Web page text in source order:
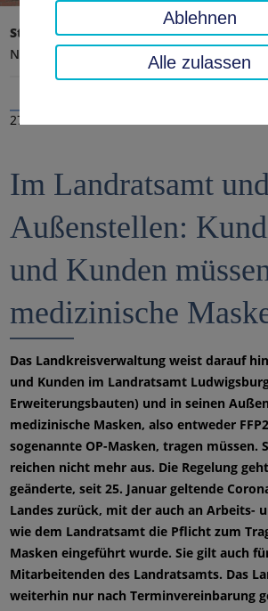
Startseite Landratsamt, Landkreis
Nachrichten
27.01.2021
Im Landratsamt
Außenstellen:
und Kunden
medizinische
Das Landkreisverwaltung weist darauf
und Kunden im Landratsamt
Erweiterungsbauten) und in seinen
medizinische Masken, also entweder
sogenannte OP-Masken, tragen müssen.
reichen nicht mehr aus. Die Regelung
geänderte, seit 25. Januar geltende
Landes zurück, mit der auch an Arbeits-
wie dem Landratsamt die Pflicht zum
Masken eingeführt wurde. Sie gilt auch
Mitarbeitenden des Landratsamts. Das
weiterhin nur nach Terminvereinbarung
Ablehnen
Alle zulassen